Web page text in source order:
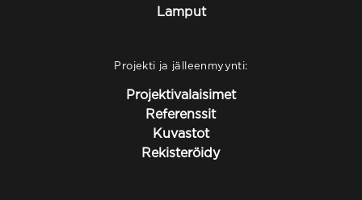
Lamput
Projekti ja jälleenmyynti:
Projektivalaisimet
Referenssit
Kuvastot
Rekisteröidy